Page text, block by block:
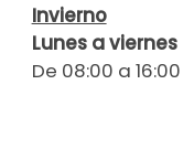
Invierno
Lunes a viernes
De 08:00 a 16:00